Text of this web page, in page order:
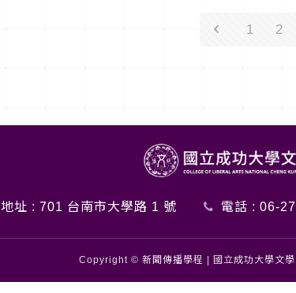
1 2
地址 : 701 台南市大學路 1 號 電話 : 06-
Copyright © 新聞傳播學程 | 國立成功大學文